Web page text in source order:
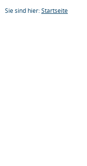
Sie sind hier: Startseite